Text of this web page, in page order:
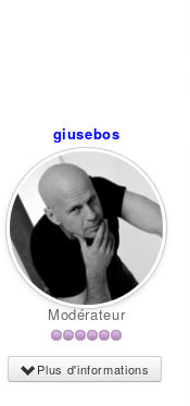
giusebos
Modérateur
Plus d'informations